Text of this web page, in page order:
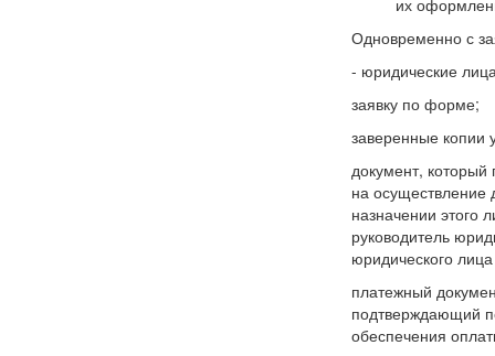
их
Одновременно с
- юридические
заявку по форме;
заверенные копии
документ, который
на осуществление
назначении этого
руководитель
юридического
платежный
подтверждающий
обеспечения